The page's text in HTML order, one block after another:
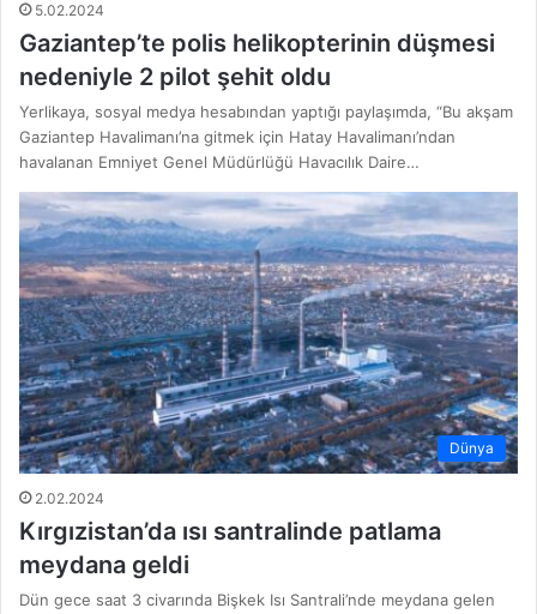
5.02.2024
Gaziantep’te polis helikopterinin düşmesi
nedeniyle 2 pilot şehit oldu
Yerlikaya, sosyal medya hesabından yaptığı paylaşımda, “Bu akşam
Gaziantep Havalimanı’na gitmek için Hatay Havalimanı’ndan
havalanan Emniyet Genel Müdürlüğü Havacılık Daire…
Dünya
2.02.2024
Kırgızistan’da ısı santralinde patlama
meydana geldi
Dün gece saat 3 civarında Bişkek Isı Santrali’nde meydana gelen